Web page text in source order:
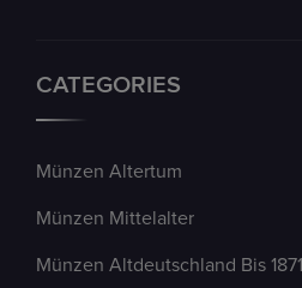
CATEGORIES
Münzen Altertum
Münzen Mittelalter
Münzen Altdeutschland Bis 1871